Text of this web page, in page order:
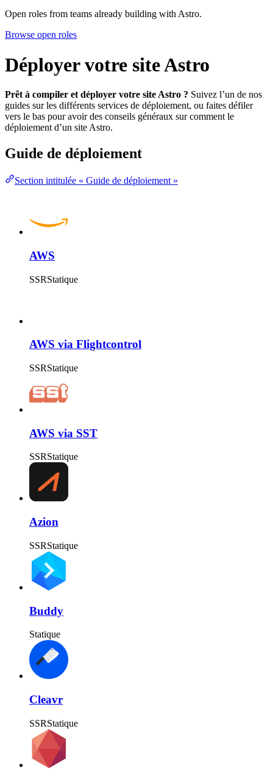
Open roles from teams already building with Astro.
Browse open roles
Déployer votre site Astro
Prêt à compiler et déployer votre site Astro ? Suivez l’un de nos
guides sur les différents services de déploiement, ou faites défiler
vers le bas pour avoir des conseils généraux sur comment le
déploiement d’un site Astro.
Guide de déploiement
Section intitulée « Guide de déploiement »
AWS
SSRStatique
AWS via Flightcontrol
SSRStatique
AWS via SST
SSRStatique
Azion
SSRStatique
Buddy
Statique
Cleavr
SSRStatique